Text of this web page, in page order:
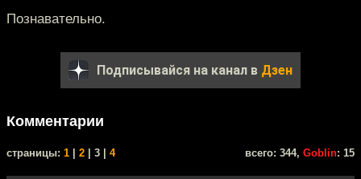
Познавательно.
Подписывайся на канал в Дзен
Комментарии
cтраницы: 1 2 | 3 | 4 всего: 344, Goblin: 15